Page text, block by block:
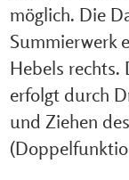
möglich. Die
Summierwerk
Hebels rechts.
erfolgt durch
und Ziehen